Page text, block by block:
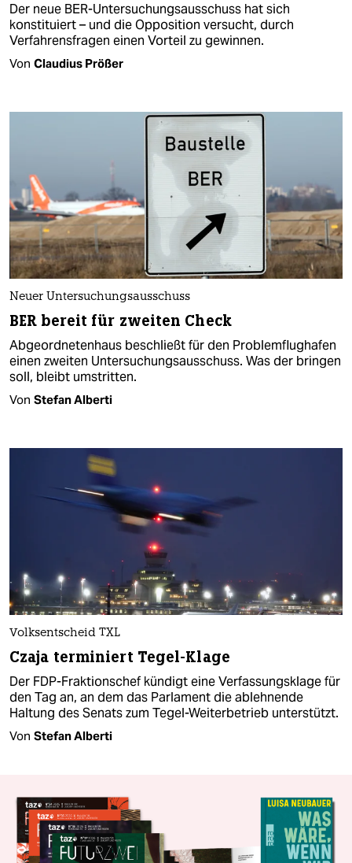
Der neue BER-Untersuchungsausschuss hat sich
konstituiert – und die Opposition versucht, durch
Verfahrensfragen einen Vorteil zu gewinnen.
Von Claudius Prößer
Neuer Untersuchungsausschuss
BER bereit für zweiten Check
Abgeordnetenhaus beschließt für den Problemflughafen
einen zweiten Untersuchungsausschuss. Was der bringen
soll, bleibt umstritten.
Von Stefan Alberti
Volksentscheid TXL
Czaja terminiert Tegel-Klage
Der FDP-Fraktionschef kündigt eine Verfassungsklage für
den Tag an, an dem das Parlament die ablehnende
Haltung des Senats zum Tegel-Weiterbetrieb unterstützt.
Von Stefan Alberti